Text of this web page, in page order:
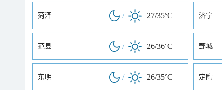
菏泽 / 27/35°C 济宁
范县 / 26/36°C 鄄城
东明 / 26/35°C 定陶